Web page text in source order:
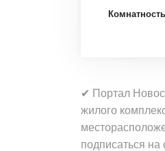
Комнатность
✔ Портал
жилого
подписаться на